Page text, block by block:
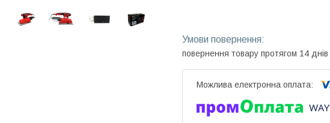
повернення товару протягом 14 днів